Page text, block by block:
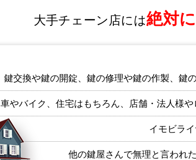
大手チェーン店には絶対
鍵交換や鍵の開錠、鍵の修理や鍵の作製、鍵
車やバイク、住宅はもちろん、店舗・法人様
イモビラ
他の鍵屋さんで無理と言われ